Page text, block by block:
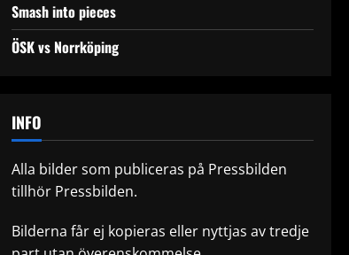
Smash into pieces
ÖSK vs Norrköping
INFO
Alla bilder som publiceras på Pressbilden
tillhör Pressbilden.
Bilderna får ej kopieras eller nyttjas av tredje